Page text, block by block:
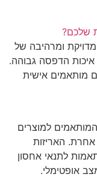
שלכם?
ומרהיבה של
איכות הדפסה גבוהה.
מותאמים אישית
המותאמים למוצרים
אחרת. האריזות
לתנאי אחסון
אופטימלי.